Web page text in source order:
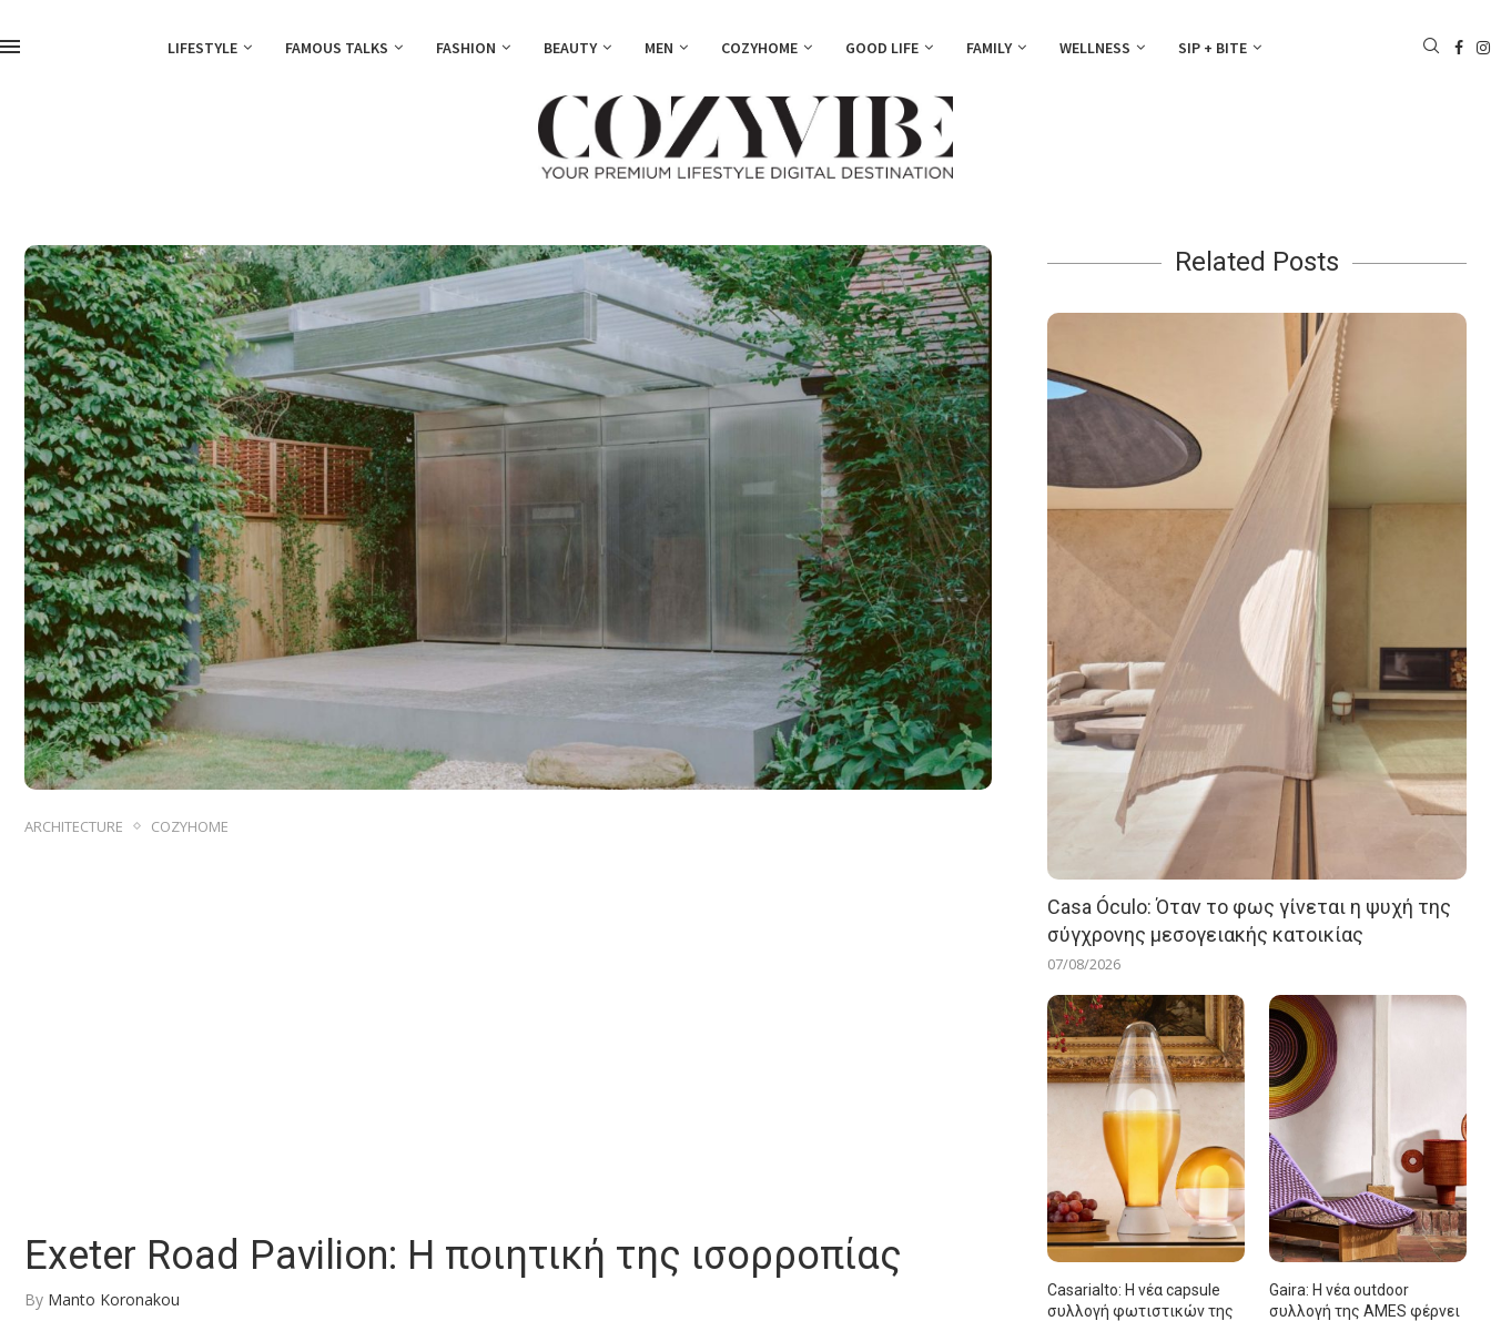
LIFESTYLE FAMOUS TALKS FASHION BEAUTY MEN COZYHOME GOOD LIFE FAMILY WELLNESS SIP + BITE
ARCHITECTURE COZYHOME
Exeter Road Pavilion: Η ποιητική της ισορροπίας
By Manto Koronakou
Related Posts
Casa Óculo: Όταν το φως γίνεται η ψυχή της
σύγχρονης μεσογειακής κατοικίας
07/08/2026
Casarialto: Η νέα capsule
συλλογή φωτιστικών της
Gaira: Η νέα outdoor
συλλογή της AMES φέρνει